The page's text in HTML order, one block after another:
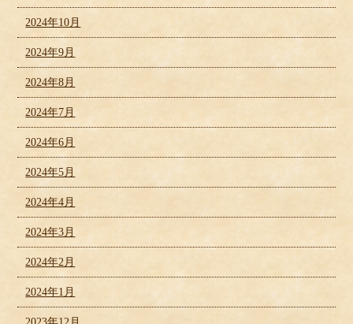
2024年10月
2024年9月
2024年8月
2024年7月
2024年6月
2024年5月
2024年4月
2024年3月
2024年2月
2024年1月